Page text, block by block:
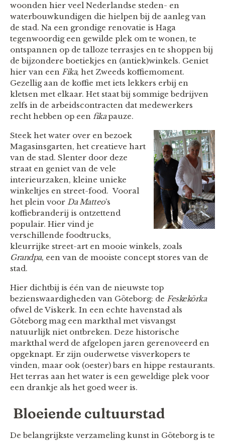
woonden hier veel Nederlandse steden- en
waterbouwkundigen die hielpen bij de aanleg van
de stad. Na een grondige renovatie is Haga
tegenwoordig een gewilde plek om te wonen, te
ontspannen op de talloze terrasjes en te shoppen bij
de bijzondere boetiekjes en (antiek)winkels. Geniet
hier van een Fika, het Zweeds koffiemoment.
Gezellig aan de koffie met iets lekkers erbij en
kletsen met elkaar. Het staat bij sommige bedrijven
zelfs in de arbeidscontracten dat medewerkers
recht hebben op een fikapauze.
Steek het water over en bezoek
Magasinsgarten, het creatieve hart
van de stad. Slenter door deze
straat en geniet van de vele
interieurzaken, kleine unieke
winkeltjes en street-food. Vooral
het plein voor Da Matteo’s
koffiebranderij is ontzettend
populair. Hier vind je
verschillende foodtrucks,
kleurrijke street-art en mooie winkels, zoals
Grandpa, een van de mooiste concept stores van de
stad.
Hier dichtbij is één van de nieuwste top
bezienswaardigheden van Göteborg: de Feskekörka
ofwel de Viskerk. In een echte havenstad als
Göteborg mag een markthal met visvangst
natuurlijk niet ontbreken. Deze historische
markthal werd de afgelopen jaren gerenoveerd en
opgeknapt. Er zijn ouderwetse visverkopers te
vinden, maar ook (oester) bars en hippe restaurants.
Het terras aan het water is een geweldige plek voor
een drankje als het goed weer is.
Bloeiende cultuurstad
De belangrijkste verzameling kunst in Göteborg is te